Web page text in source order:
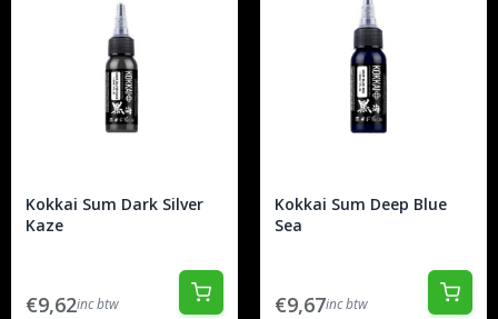
Kokkai Sum Dark Silver
Kaze
€9,62inc btw
Kokkai Sum Deep Blue
Sea
€9,67inc btw